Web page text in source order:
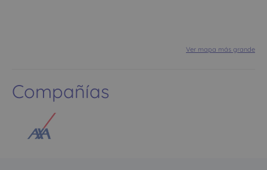
Ver mapa más grande
Compañías